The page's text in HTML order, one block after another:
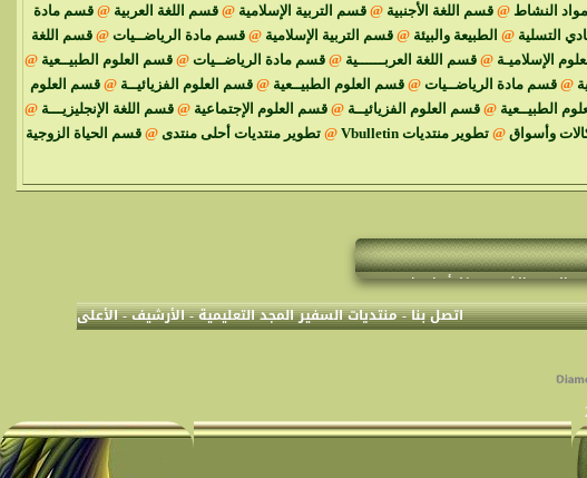
النشاط @قسم اللغة الأجنبية @قسم التربية الإسلامية @قسم اللغة العربية @قسم مادة
التسلية @ الطبيعة والبيئة @ قسم التربية الإسلامية @ قسم مادة الرياضــيات @ قسم اللغة
الإسلاميـة @قسم اللغة العربــــــية @قسم مادة الرياضــيات @قسم العلوم الطبيــعية @
@ قسم مادة الرياضــيات @ قسم العلوم الطبيــعية @ قسم العلوم الفزيائيــة @ قسم العلوم
الطبيــعية @قسم العلوم الفزيائيــة @قسم العلوم الإجتماعية @قسم اللغة الإنجليزيـــة @
وأسواق @ تطوير منتديات Vbulletin @ تطوير منتديات أحلى منتدى @ قسم الحياة الزوجية
السحر والشعودة بكل أنواعها
المنتدى -المراقبة العامة -
اتصل بنا-منتديات السفير المجد التعليمية-الأرشيف-الأعلى